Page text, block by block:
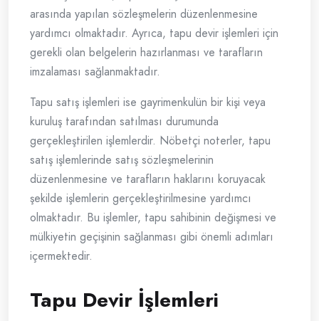
arasında yapılan sözleşmelerin düzenlenmesine
yardımcı olmaktadır. Ayrıca, tapu devir işlemleri için
gerekli olan belgelerin hazırlanması ve tarafların
imzalaması sağlanmaktadır.
Tapu satış işlemleri ise gayrimenkulün bir kişi veya
kuruluş tarafından satılması durumunda
gerçekleştirilen işlemlerdir. Nöbetçi noterler, tapu
satış işlemlerinde satış sözleşmelerinin
düzenlenmesine ve tarafların haklarını koruyacak
şekilde işlemlerin gerçekleştirilmesine yardımcı
olmaktadır. Bu işlemler, tapu sahibinin değişmesi ve
mülkiyetin geçişinin sağlanması gibi önemli adımları
içermektedir.
Tapu Devir İşlemleri